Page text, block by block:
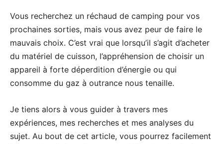
Vous recherchez un réchaud de camping pour vos
prochaines sorties, mais vous avez peur de faire le
mauvais choix. C’est vrai que lorsqu’il s’agit d’acheter
du matériel de cuisson, l’appréhension de choisir un
appareil à forte déperdition d’énergie ou qui
consomme du gaz à outrance nous tenaille.
Je tiens alors à vous guider à travers mes
expériences, mes recherches et mes analyses du
sujet. Au bout de cet article, vous pourrez facilement